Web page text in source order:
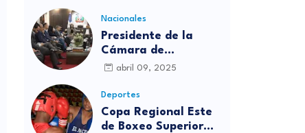
independientes
Nacionales
Presidente de la
Cámara de
diputados se
víctimas de la
discoteca Jet Set
abril 09, 2025
Deportes
Copa Regional Este
de Boxeo Superior